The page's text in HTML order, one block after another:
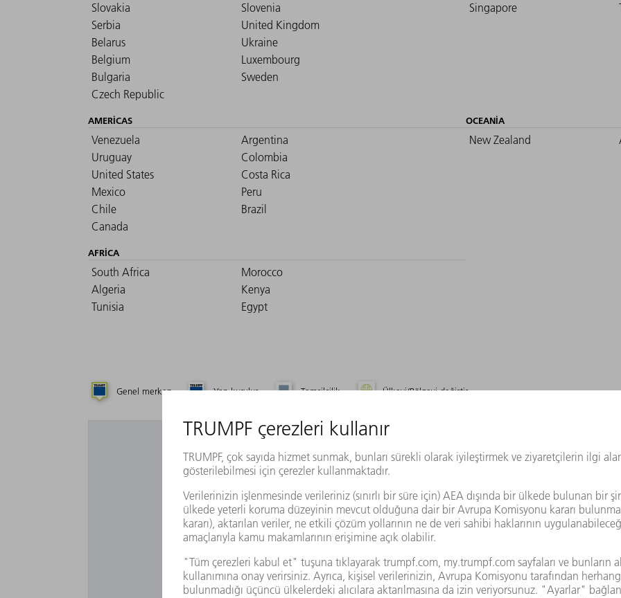
Slovakia
Slovenia
Serbia
United Kingdom
Belarus
Ukraine
Belgium
Luxembourg
Bulgaria
Sweden
Czech Republic
Singapore
AMERICAS
Venezuela
Argentina
Uruguay
Colombia
United States
Costa Rica
Mexico
Peru
Chile
Brazil
Canada
OCEANIA
New Zealand
AFRICA
South Africa
Morocco
Algeria
Kenya
Tunisia
Egypt
Genel merkez Yan kuruluş Temsilcilik Ülkeyi/Bölgeyi değiştir
Google Haritalar'ı mı kullanmak istiyorsunuz?